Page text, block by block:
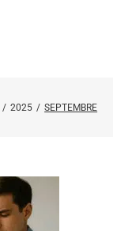
/ 2025 / SEPTEMBRE